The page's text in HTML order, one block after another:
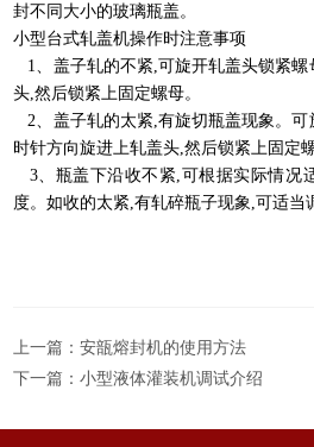
封不同大小的玻璃瓶盖。
小型台式轧盖机操作时注意事项
1、盖子轧的不紧,可旋开轧盖头锁紧螺
头,然后锁紧上固定螺母。
2、盖子轧的太紧,有旋切瓶盖现象。可
时针方向旋进上轧盖头,然后锁紧上固定
3、瓶盖下沿收不紧,可根据实际情况
度。如收的太紧,有轧碎瓶子现象,可适当
上一篇：安瓿熔封机的使用方法
下一篇：小型液体灌装机调试介绍